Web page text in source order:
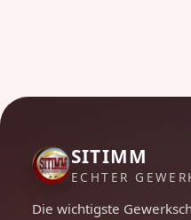
SITIMM
ECHTER
Die wichtigste